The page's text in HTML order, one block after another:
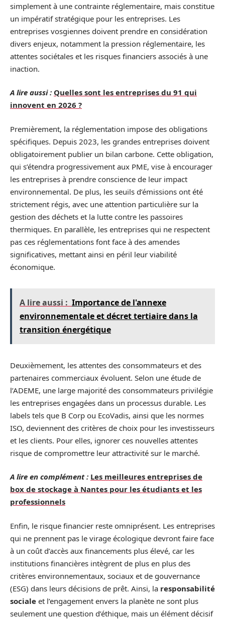
simplement à une contrainte réglementaire, mais constitue
un impératif stratégique pour les entreprises. Les
entreprises vosgiennes doivent prendre en considération
divers enjeux, notamment la pression réglementaire, les
attentes sociétales et les risques financiers associés à une
inaction.
A lire aussi : Quelles sont les entreprises du 91 qui
innovent en 2026 ?
Premièrement, la réglementation impose des obligations
spécifiques. Depuis 2023, les grandes entreprises doivent
obligatoirement publier un bilan carbone. Cette obligation,
qui s’étendra progressivement aux PME, vise à encourager
les entreprises à prendre conscience de leur impact
environnemental. De plus, les seuils d’émissions ont été
strictement régis, avec une attention particulière sur la
gestion des déchets et la lutte contre les passoires
thermiques. En parallèle, les entreprises qui ne respectent
pas ces réglementations font face à des amendes
significatives, mettant ainsi en péril leur viabilité
économique.
A lire aussi : Importance de l'annexe
environnementale et décret tertiaire dans la
transition énergétique
Deuxièmement, les attentes des consommateurs et des
partenaires commerciaux évoluent. Selon une étude de
l’ADEME, une large majorité des consommateurs privilégie
les entreprises engagées dans un processus durable. Les
labels tels que B Corp ou EcoVadis, ainsi que les normes
ISO, deviennent des critères de choix pour les investisseurs
et les clients. Pour elles, ignorer ces nouvelles attentes
risque de compromettre leur attractivité sur le marché.
A lire en complément : Les meilleures entreprises de
box de stockage à Nantes pour les étudiants et les
professionnels
Enfin, le risque financier reste omniprésent. Les entreprises
qui ne prennent pas le virage écologique devront faire face
à un coût d’accès aux financements plus élevé, car les
institutions financières intègrent de plus en plus des
critères environnementaux, sociaux et de gouvernance
(ESG) dans leurs décisions de prêt. Ainsi, la responsabilité
sociale et l’engagement envers la planète ne sont plus
seulement une question d’éthique, mais un élément décisif